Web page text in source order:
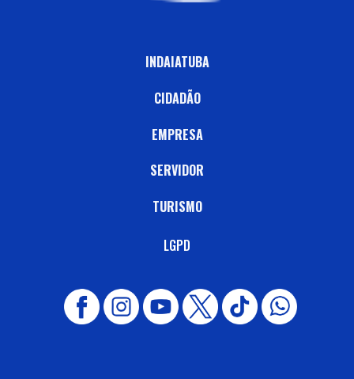
INDAIATUBA
CIDADÃO
EMPRESA
SERVIDOR
TURISMO
LGPD